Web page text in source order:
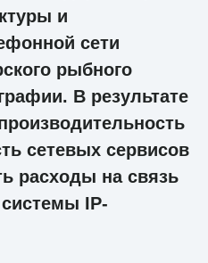
и
сети
рыбного
В результате
сетевых сервисов
расходы на связь
системы IP-